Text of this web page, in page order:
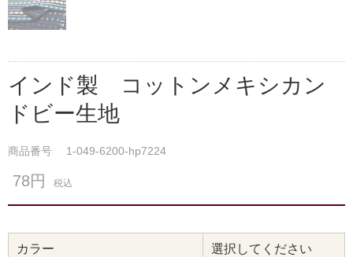
インド製 コットンメキシカン
ドビー生地
商品番号 1-049-6200-hp7224
78円 税込
カラー 選択してください